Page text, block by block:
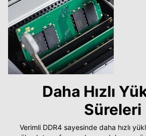
Daha Hızlı
Süreleri
Verimli DDR4 sayesinde daha hızlı